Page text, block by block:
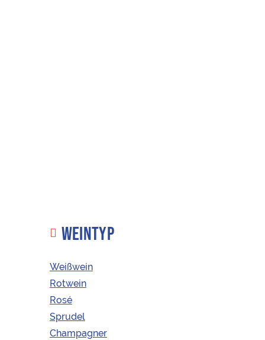
ÖSTERREICHISCHE WEINE
WEINTYP
Weißwein
Rotwein
Rosé
Sprudel
Champagner